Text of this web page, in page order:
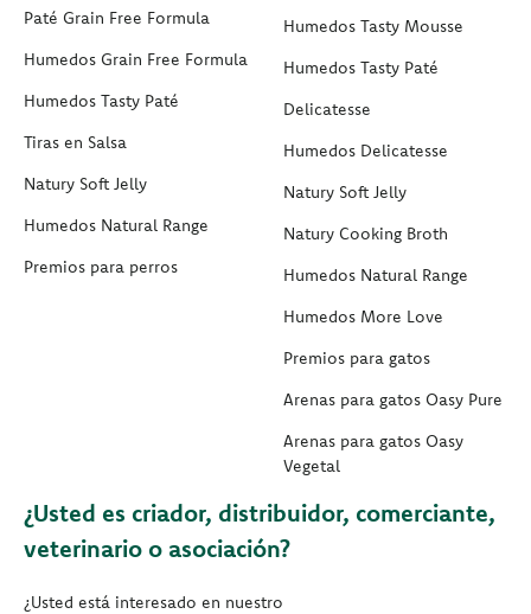
Paté Grain Free Formula
Humedos Grain Free Formula
Humedos Tasty Paté
Tiras en Salsa
Natury Soft Jelly
Humedos Natural Range
Premios para perros
Humedos Tasty Mousse
Humedos Tasty Paté
Delicatesse
Humedos Delicatesse
Natury Soft Jelly
Natury Cooking Broth
Humedos Natural Range
Humedos More Love
Premios para gatos
Arenas para gatos Oasy Pure
Arenas para gatos Oasy
Vegetal
¿Usted es criador, distribuidor, comerciante,
veterinario o asociación?
¿Usted está interesado en nuestro